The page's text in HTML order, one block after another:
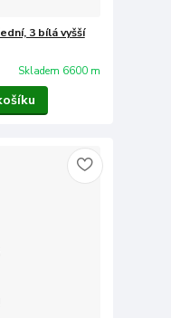
3 bílá vyšší
Skladem 6600 m